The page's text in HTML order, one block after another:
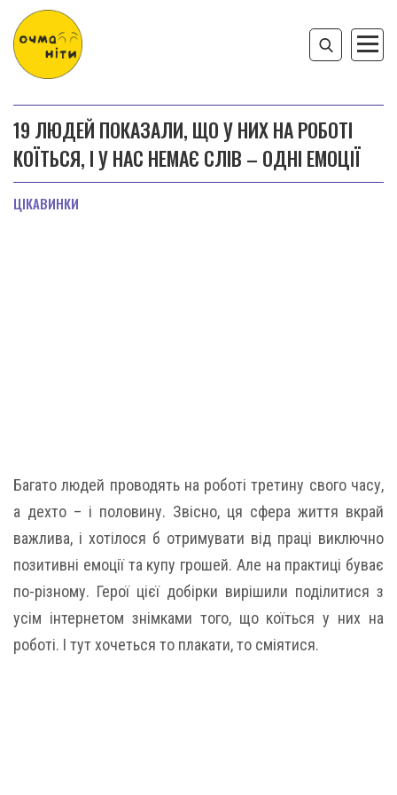
19 ЛЮДЕЙ ПОКАЗАЛИ, ЩО У НИХ НА РОБОТІ
КОЇТЬСЯ, І У НАС НЕМАЄ СЛІВ – ОДНІ ЕМОЦІЇ
ЦІКАВИНКИ
Багато людей проводять на роботі третину свого часу,
а дехто – і половину. Звісно, ця сфера життя вкрай
важлива, і хотілося б отримувати від праці виключно
позитивні емоції та купу грошей. Але на практиці буває
по-різному. Герої цієї добірки вирішили поділитися з
усім інтернетом знімками того, що коїться у них на
роботі. І тут хочеться то плакати, то сміятися.